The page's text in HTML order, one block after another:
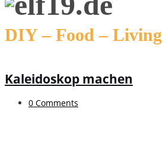
DIY – Food – Living
Kaleidoskop machen
0 Comments